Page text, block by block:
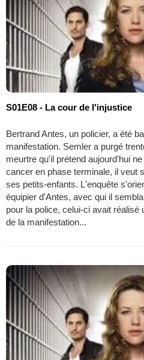
S01E08 - La cour de l'injustice
Bertrand Antes, un policier, a été
manifestation. Semler a purgé
meurtre qu'il prétend aujourd'hui
cancer en phase terminale, il veut
ses petits-enfants. L'enquête
équipier d'Antes, avec qui il
pour la police, celui-ci avait
de la manifestation...